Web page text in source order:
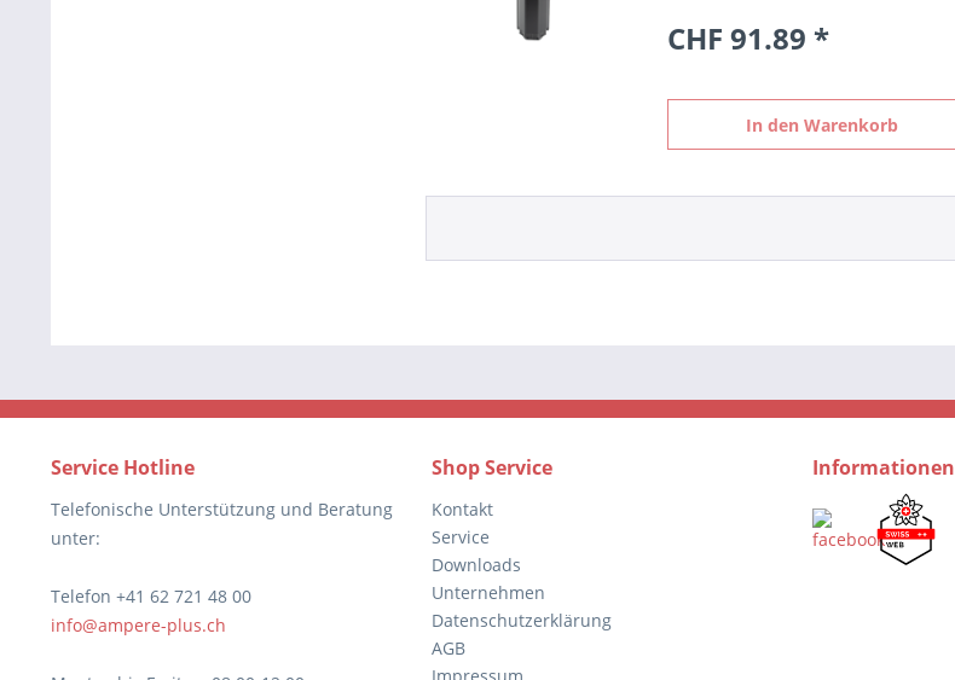
CHF 91.89 *
In den Warenkorb
Service Hotline
Telefonische Unterstützung und Beratung
unter:
Telefon +41 62 721 48 00
info@ampere-plus.ch
Shop Service
Kontakt
Service
Downloads
Unternehmen
Datenschutzerklärung
AGB
Informationen